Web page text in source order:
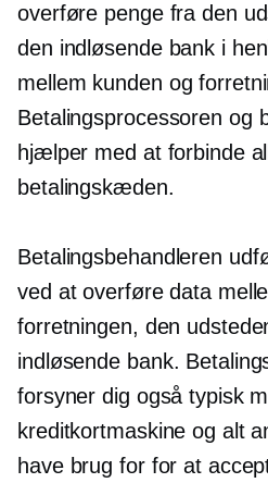
overføre penge fra den
den indløsende bank i
mellem kunden og
Betalingsprocessoren og
hjælper med at forbinde
betalingskæden.
Betalingsbehandleren
ved at overføre data
forretningen, den
indløsende bank.
forsyner dig også typisk
kreditkortmaskine og alt
have brug for for at